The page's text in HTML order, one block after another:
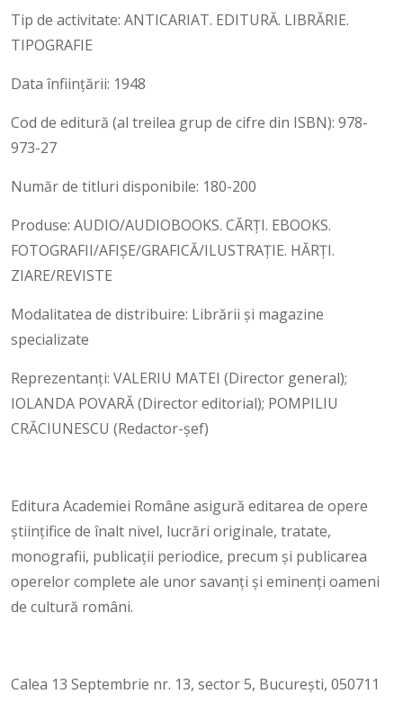
Tip de activitate: ANTICARIAT. EDITURĂ. LIBRĂRIE.
TIPOGRAFIE
Data înființării: 1948
Cod de editură (al treilea grup de cifre din ISBN): 978-
973-27
Număr de titluri disponibile: 180-200
Produse: AUDIO/AUDIOBOOKS. CĂRȚI. EBOOKS.
FOTOGRAFII/AFIŞE/GRAFICĂ/ILUSTRAŢIE. HĂRŢI.
ZIARE/REVISTE
Modalitatea de distribuire: Librării și magazine
specializate
Reprezentanți: VALERIU MATEI (Director general);
IOLANDA POVARĂ (Director editorial); POMPILIU
CRĂCIUNESCU (Redactor-şef)
Editura Academiei Române asigură editarea de opere
ştiinţifice de înalt nivel, lucrări originale, tratate,
monografii, publicaţii periodice, precum şi publicarea
operelor complete ale unor savanţi şi eminenţi oameni
de cultură români.
Calea 13 Septembrie nr. 13, sector 5, București, 050711